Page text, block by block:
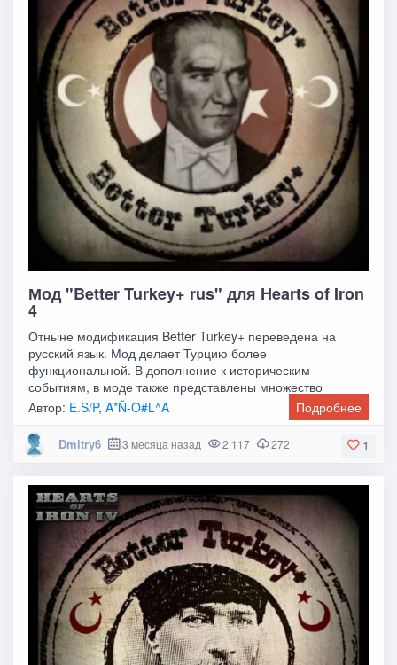
Мод "Better Turkey+ rus" для Hearts of Iron
4
Отныне модификация Better Turkey+ переведена на
русский язык. Мод делает Турцию более
функциональной. В дополнение к историческим
событиям, в моде также представлены множество
альтернативных будущих
Автор: E.S/P,A*Ñ-O#L^A Подробнее
1
Dmitry6 3 месяца назад 2 117 272